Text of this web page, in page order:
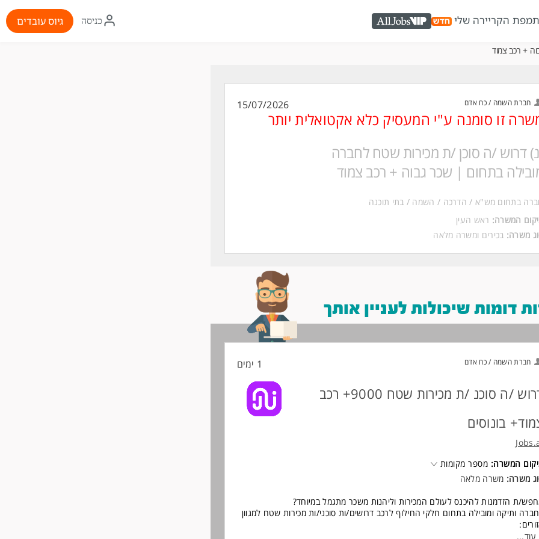
מפת הקריירה שלי AllJobs VIP
איקון
התחברות
כניסה גיוס עובדים
+ רכב צמוד
חברת השמה / כח אדם 15/07/2026
זו סומנה ע"י המעסיק כלא אקטואלית יותר
דרוש /ה סוכן /ת מכירות שטח לחברה
בתחום | שכר גבוה + רכב צמוד
בתחום מש"א / הדרכה / השמה / בתי תוכנה
המשרה: ראש העין
משרה: בכירים ומשרה מלאה
דומות שיכולות לעניין אותך
חברת השמה / כח אדם 1 ימים
דרוש /ה סוכנ /ת מכירות שטח 9000+ רכב
בונוסים
המשרה: מספר מקומות
משרה: משרה מלאה
ת הזדמנות להיכנס לעולם המכירות וליהנות משכר מתגמל במיוחד?
ותיקה ומובילה בתחום חלקי החילוף לרכב דרושים/ות סוכני/ות מכירות שטח למגוון
עוד...